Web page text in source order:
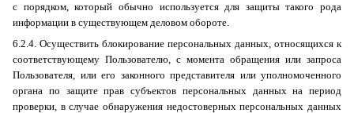
с порядком, который обычно используется для защиты такого рода
информации в существующем деловом обороте.
6.2.4. Осуществить блокирование персональных данных, относящихся к
соответствующему Пользователю, с момента обращения или запроса
Пользователя, или его законного представителя или уполномоченного
органа по защите прав субъектов персональных данных на период
проверки, в случае обнаружения недостоверных персональных данных